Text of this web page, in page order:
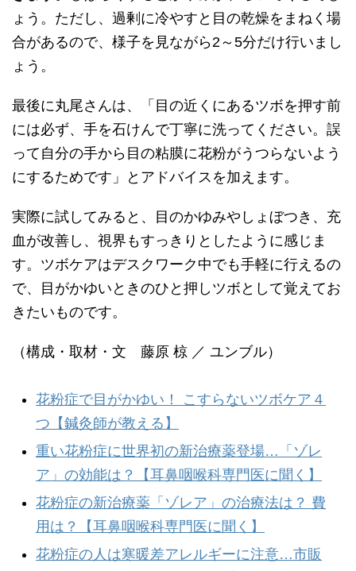
ょう。ただし、過剰に冷やすと目の乾燥をまねく場
合があるので、様子を見ながら2～5分だけ行いまし
ょう。
最後に丸尾さんは、「目の近くにあるツボを押す前
には必ず、手を石けんで丁寧に洗ってください。誤
って自分の手から目の粘膜に花粉がうつらないよう
にするためです」とアドバイスを加えます。
実際に試してみると、目のかゆみやしょぼつき、充
血が改善し、視界もすっきりとしたように感じま
す。ツボケアはデスクワーク中でも手軽に行えるの
で、目がかゆいときのひと押しツボとして覚えてお
きたいものです。
（構成・取材・文 藤原 椋 ／ ユンブル）
花粉症で目がかゆい！ こすらないツボケア４
つ【鍼灸師が教える】
重い花粉症に世界初の新治療薬登場…「ゾレ
ア」の効能は？【耳鼻咽喉科専門医に聞く】
花粉症の新治療薬「ゾレア」の治療法は？ 費
用は？【耳鼻咽喉科専門医に聞く】
花粉症の人は寒暖差アレルギーに注意…市販